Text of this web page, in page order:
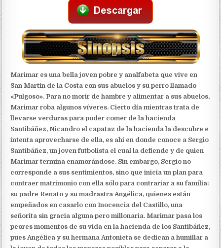
Marimar es una bella joven pobre y analfabeta que vive en
San Martín de la Costa con sus abuelos y su perro llamado
«Pulgoso». Para no morir de hambre y alimentar a sus abuelos,
Marimar roba algunos víveres. Cierto día mientras trata de
llevarse verduras para poder comer de la hacienda
Santibáñez, Nicandro el capataz de la hacienda la descubre e
intenta aprovecharse de ella, es ahí en donde conoce a Sergio
Santibáñez, un joven futbolista el cual la defiende y de quien
Marimar termina enamorándose. Sin embargo, Sergio no
corresponde a sus sentimientos, sino que inicia un plan para
contraer matrimonio con ella sólo para contrariar a su familia:
su padre Renato y su madrastra Angélica, quienes están
empeñados en casarlo con Inocencia del Castillo, una
señorita sin gracia alguna pero millonaria. Marimar pasa los
peores momentos de su vida en la hacienda de los Santibáñez,
pues Angélica y su hermana Antonieta se dedican a humillar a